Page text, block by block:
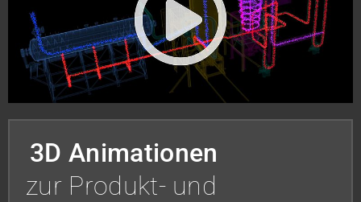
3D Animationen
zur Produkt- und